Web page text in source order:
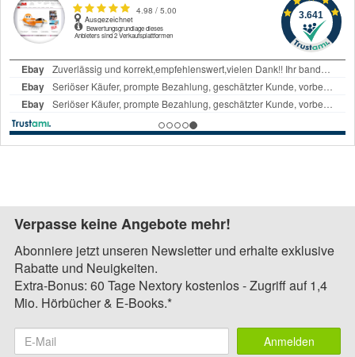
Verpasse keine Angebote mehr!
Abonniere jetzt unseren Newsletter und erhalte exklusive
Rabatte und Neuigkeiten.
Extra-Bonus: 60 Tage Nextory kostenlos - Zugriff auf 1,4
Mio. Hörbücher & E-Books.*
Anmelden